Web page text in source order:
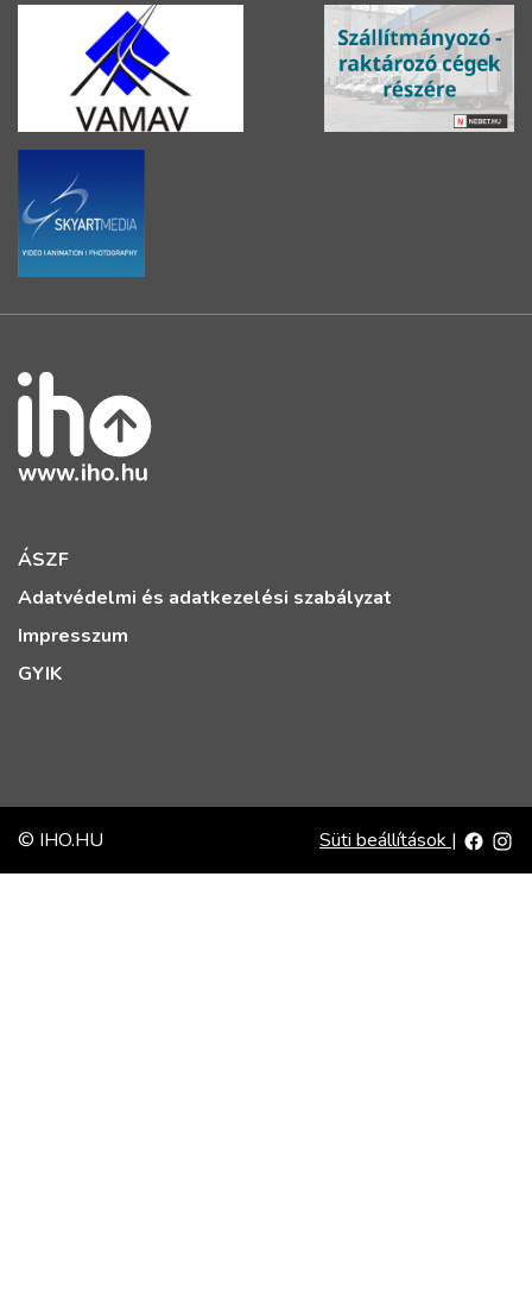
ÁSZF
Adatvédelmi és adatkezelési szabályzat
Impresszum
GYIK
© IHO.HU Süti beállítások |